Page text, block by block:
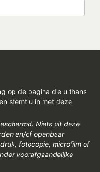
op de pagina die u thans
stemt u in met deze
Niets uit deze
en/of openbaar
fotocopie, microfilm of
voorafgaandelijke